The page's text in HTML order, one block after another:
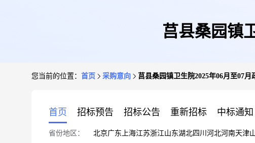
莒县桑园镇
您当前的位置： 首页 采购意向 莒县桑园镇卫生院2025年06月至07月
首页 招标预告 招标公告 重新招标 中标通知
省份地区： 北京广东 上海江苏浙江山东湖北四川 河北河南天津